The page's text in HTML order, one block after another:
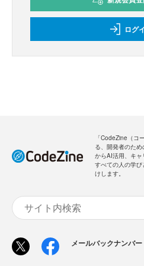
ログ
「CodeZine（コ
る、開発者のた
からAI活用、キ
すべての人の学
けします。
メールバックナンバー